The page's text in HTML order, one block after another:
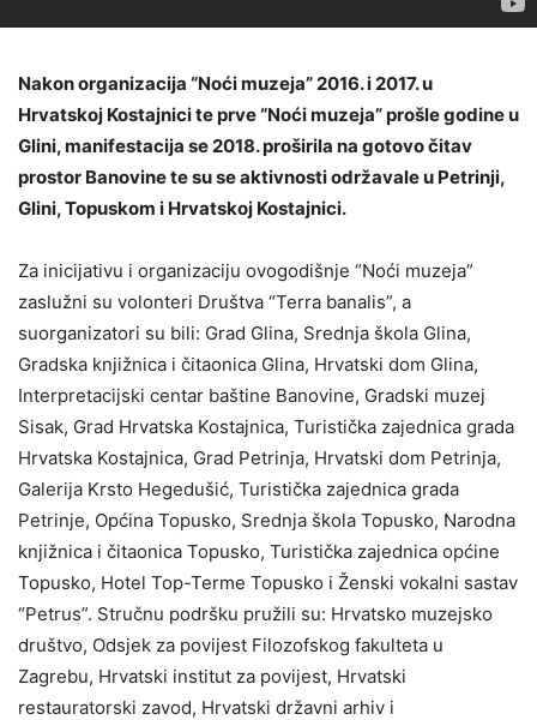
Nakon organizacija “Noći muzeja” 2016. i 2017. u
Hrvatskoj Kostajnici te prve “Noći muzeja” prošle godine u
Glini, manifestacija se 2018. proširila na gotovo čitav
prostor Banovine te su se aktivnosti održavale u Petrinji,
Glini, Topuskom i Hrvatskoj Kostajnici.
Za inicijativu i organizaciju ovogodišnje “Noći muzeja”
zaslužni su volonteri Društva “Terra banalis”, a
suorganizatori su bili: Grad Glina, Srednja škola Glina,
Gradska knjižnica i čitaonica Glina, Hrvatski dom Glina,
Interpretacijski centar baštine Banovine, Gradski muzej
Sisak, Grad Hrvatska Kostajnica, Turistička zajednica grada
Hrvatska Kostajnica, Grad Petrinja, Hrvatski dom Petrinja,
Galerija Krsto Hegedušić, Turistička zajednica grada
Petrinje, Općina Topusko, Srednja škola Topusko, Narodna
knjižnica i čitaonica Topusko, Turistička zajednica općine
Topusko, Hotel Top-Terme Topusko i Ženski vokalni sastav
“Petrus”. Stručnu podršku pružili su: Hrvatsko muzejsko
društvo, Odsjek za povijest Filozofskog fakulteta u
Zagrebu, Hrvatski institut za povijest, Hrvatski
restauratorski zavod, Hrvatski državni arhiv i